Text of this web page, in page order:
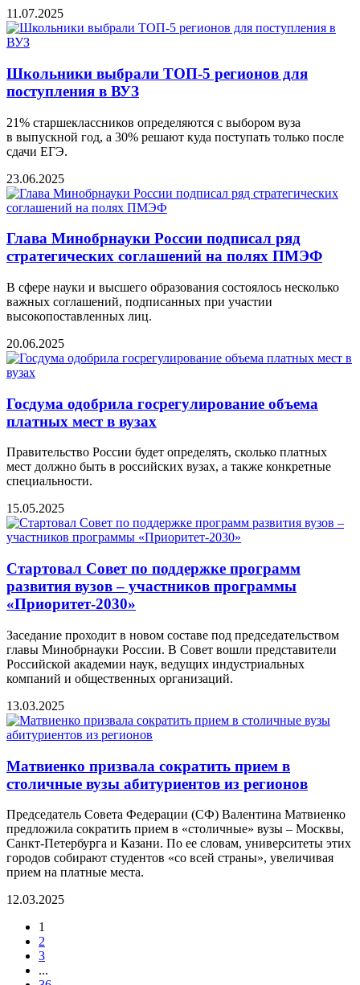
11.07.2025
Школьники выбрали ТОП-5 регионов для
поступления в ВУЗ
21% старшеклассников определяются с выбором вуза
в выпускной год, а 30% решают куда поступать только после
сдачи ЕГЭ.
23.06.2025
Глава Минобрнауки России подписал ряд
стратегических соглашений на полях ПМЭФ
В сфере науки и высшего образования состоялось несколько
важных соглашений, подписанных при участии
высокопоставленных лиц.
20.06.2025
Госдума одобрила госрегулирование объема
платных мест в вузах
Правительство России будет определять, сколько платных
мест должно быть в российских вузах, а также конкретные
специальности.
15.05.2025
Стартовал Совет по поддержке программ
развития вузов – участников программы
«Приоритет-2030»
Заседание проходит в новом составе под председательством
главы Минобрнауки России. В Совет вошли представители
Российской академии наук, ведущих индустриальных
компаний и общественных организаций.
13.03.2025
Матвиенко призвала сократить прием в
столичные вузы абитуриентов из регионов
Председатель Совета Федерации (СФ) Валентина Матвиенко
предложила сократить прием в «столичные» вузы – Москвы,
Санкт-Петербурга и Казани. По ее словам, университеты этих
городов собирают студентов «со всей страны», увеличивая
прием на платные места.
12.03.2025
1
2
3
...